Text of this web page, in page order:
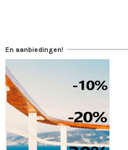
En aanbiedingen!